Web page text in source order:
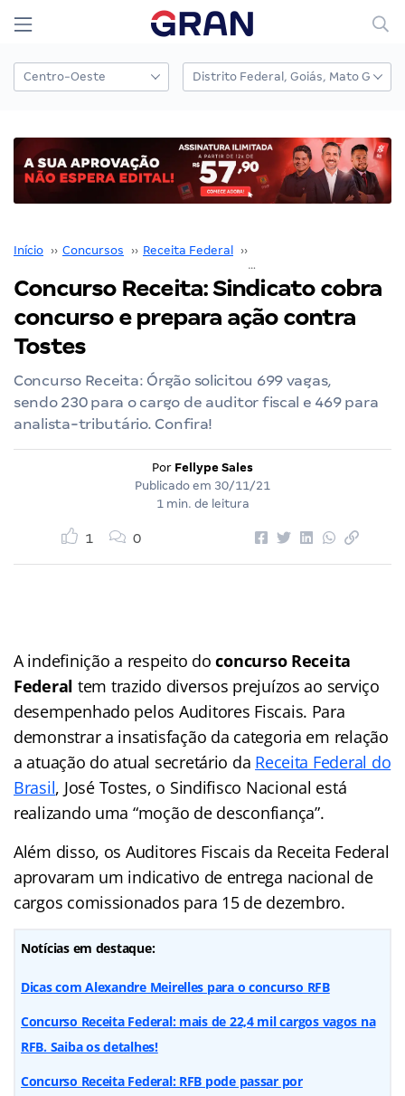
Início ›› Concursos ›› Receita Federal ››
Concurso Receita: Sindicato cobra
concurso e prepara ação contra
Tostes
Concurso Receita: Órgão solicitou 699 vagas,
sendo 230 para o cargo de auditor fiscal e 469 para
analista-tributário. Confira!
Por Fellype Sales
Publicado em 30/11/21
1 min. de leitura
1 0
A indefinição a respeito doconcurso Receita
Federal tem trazido diversos prejuízos ao serviço
desempenhado pelos Auditores Fiscais. Para
demonstrar a insatisfação da categoria em relação
a atuação do atual secretário da Receita Federal do
Brasil, José Tostes, o Sindifisco Nacional está
realizando uma “moção de desconfiança”.
Além disso, os Auditores Fiscais da Receita Federal
aprovaram um indicativo de entrega nacional de
cargos comissionados para 15 de dezembro.
Notícias em destaque:
Dicas com Alexandre Meirelles para o concurso RFB
Concurso Receita Federal: mais de 22,4 mil cargos vagos na
RFB. Saiba os detalhes!
Concurso Receita Federal: RFB pode passar por